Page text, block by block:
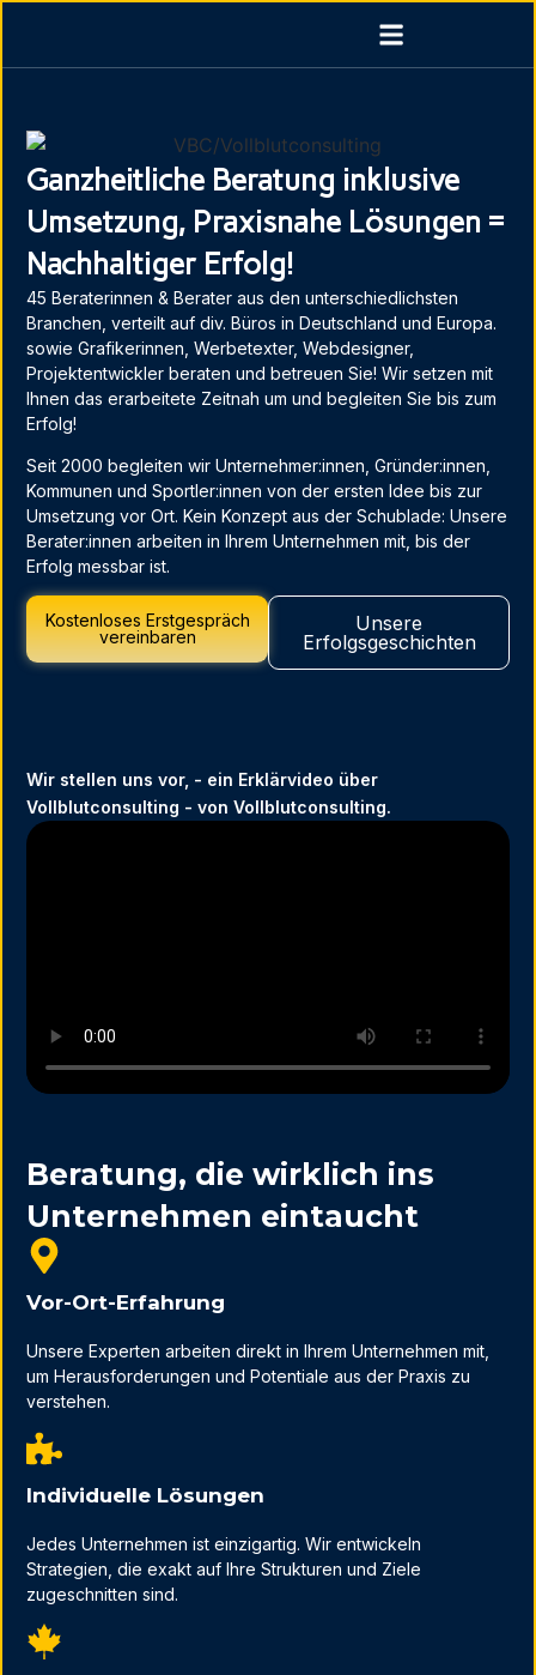
Ganzheitliche Beratung inklusive
Umsetzung, Praxisnahe Lösungen =
Nachhaltiger Erfolg!
45 Beraterinnen & Berater aus den unterschiedlichsten
Branchen, verteilt auf div. Büros in Deutschland und Europa.
sowie Grafikerinnen, Werbetexter, Webdesigner,
Projektentwickler beraten und betreuen Sie! Wir setzen mit
Ihnen das erarbeitete Zeitnah um und begleiten Sie bis zum
Erfolg!
Seit 2000 begleiten wir Unternehmer:innen, Gründer:innen,
Kommunen und Sportler:innen von der ersten Idee bis zur
Umsetzung vor Ort. Kein Konzept aus der Schublade: Unsere
Berater:innen arbeiten in Ihrem Unternehmen mit, bis der
Erfolg messbar ist.
Kostenloses Erstgespräch
vereinbaren
Unsere
Erfolgsgeschichten
Wir stellen uns vor, - ein Erklärvideo über
Vollblutconsulting - von Vollblutconsulting.
Beratung, die wirklich ins
Unternehmen eintaucht
Vor-Ort-Erfahrung
Unsere Experten arbeiten direkt in Ihrem Unternehmen mit,
um Herausforderungen und Potentiale aus der Praxis zu
verstehen.
Individuelle Lösungen
Jedes Unternehmen ist einzigartig. Wir entwickeln
Strategien, die exakt auf Ihre Strukturen und Ziele
zugeschnitten sind.